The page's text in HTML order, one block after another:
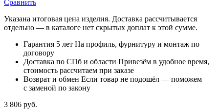
Сравнить
Указана итоговая цена изделия. Доставка рассчитывается
отдельно — в каталоге нет скрытых доплат к этой сумме.
Гарантия 5 лет На профиль, фурнитуру и монтаж по
договору
Доставка по СПб и области Привезём в удобное время,
стоимость рассчитаем при заказе
Возврат и обмен Если товар не подошёл — поможем
с заменой по закону
3 806 руб.